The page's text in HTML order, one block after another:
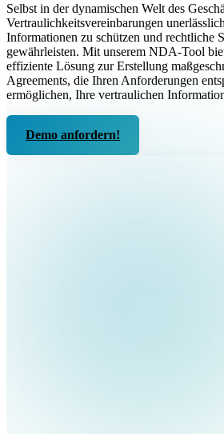
Selbst in der dynamischen Welt des
Vertraulichkeitsvereinbarungen
Informationen zu schützen und rechtliche
gewährleisten. Mit unserem NDA-Tool
effiziente Lösung zur Erstellung
Agreements, die Ihren Anforderungen
ermöglichen, Ihre vertraulichen
Demo anfordern!